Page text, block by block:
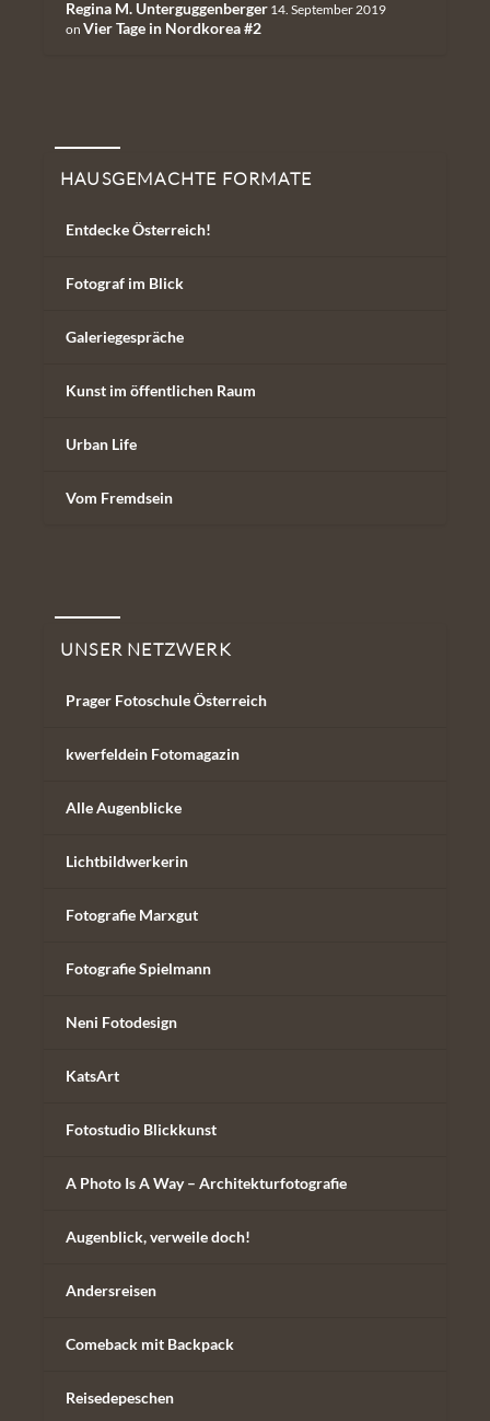
Regina M. Unterguggenberger 14. September 2019
on Vier Tage in Nordkorea #2
Hausgemachte Formate
HAUSGEMACHTE FORMATE
Entdecke Österreich!
Fotograf im Blick
Galeriegespräche
Kunst im öffentlichen Raum
Urban Life
Vom Fremdsein
Unser Netzwerk
UNSER NETZWERK
Prager Fotoschule Österreich
kwerfeldein Fotomagazin
Alle Augenblicke
Lichtbildwerkerin
Fotografie Marxgut
Fotografie Spielmann
Neni Fotodesign
KatsArt
Fotostudio Blickkunst
A Photo Is A Way – Architekturfotografie
Augenblick, verweile doch!
Andersreisen
Comeback mit Backpack
Reisedepeschen